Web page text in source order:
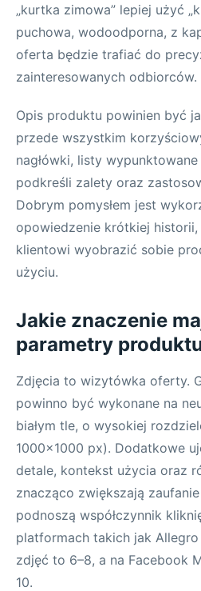
„kurtka zimowa” lepiej użyć
puchowa, wodoodporna, z
oferta będzie trafiać do
zainteresowanych odbiorców.
Opis produktu powinien być
przede wszystkim
nagłówki, listy
podkreśli zalety oraz
Dobrym pomysłem jest
opowiedzenie krótkiej
klientowi wyobrazić sobie
użyciu.
Jakie znaczenie
parametry
Zdjęcia to wizytówka oferty.
powinno być wykonane na
białym tle, o wysokiej
1000x1000 px). Dodatkowe
detale, kontekst użycia oraz
znacząco zwiększają
podnoszą współczynnik
platformach takich jak
zdjęć to 6–8, a na Facebook
10.